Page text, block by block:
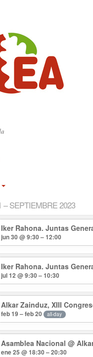
– SEPTIEMBRE 2023
Iker Rahona. Juntas
jun 30 @ 9:30 – 12:00
Iker Rahona. Juntas
jul 12 @ 9:30 – 10:30
Alkar Zainduz, XIII
feb 19 – feb 20 all-day
Asamblea Nacional@
ene 25 @ 18:30 – 20:30